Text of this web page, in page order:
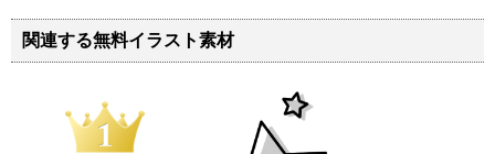
関連する無料イラスト素材